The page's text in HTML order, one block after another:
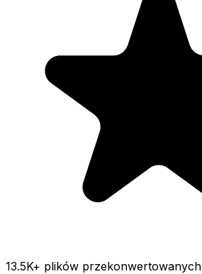
13.5K+ plików przekonwertowanych